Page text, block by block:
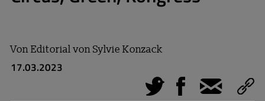
VonEditorial von Sylvie Konzack
17.03.2023
Tweet Facebook
E-Mail